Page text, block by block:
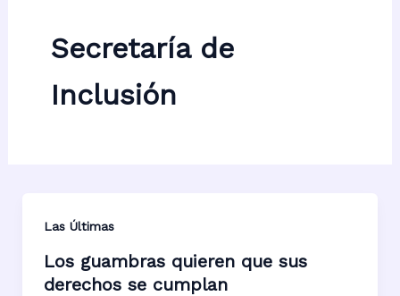
Secretaría de
Inclusión
Las Últimas
Los guambras quieren que sus
derechos se cumplan